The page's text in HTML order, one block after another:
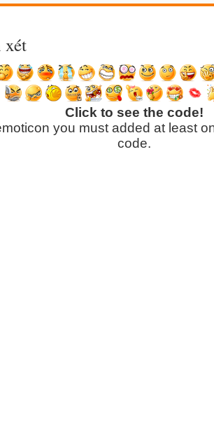
xét
Click to see the code!
you must added at least
code.